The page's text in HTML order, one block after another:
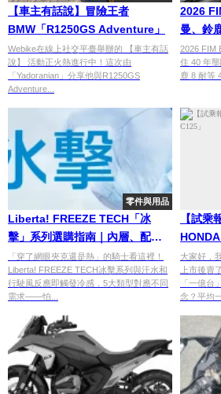
【車主有話說】冒險王者
BMW「R1250GS Adventure」
Webike在線上社交平臺舉辦的 【車主有話
說】 活動正火熱進行中！這次由
「Yadoranian」分享他與R1250GS
Adventure...
2026
曼、鈴
冠軍爭
2026 FIM
住 40 年
鹿 8 耐等
零件與用品
Liberta! FREEZE TECH「冰
擊」系列選購指南｜內層、配
件、冷卻背心5大類完整介紹，夏
季騎乘消暑必備
「穿了網眼夾克還是熱」的騎士看這裡！
Liberta! FREEZE TECH冰擊系列與汗水和
行駛風反應即觸發冷感，5大類型對應不同
需求——怕...
【試乘
大家好，
上市後賣
「一億台
念？平均一